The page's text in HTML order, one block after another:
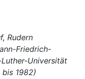
Rudern
Friedrich-
Universität
1982)